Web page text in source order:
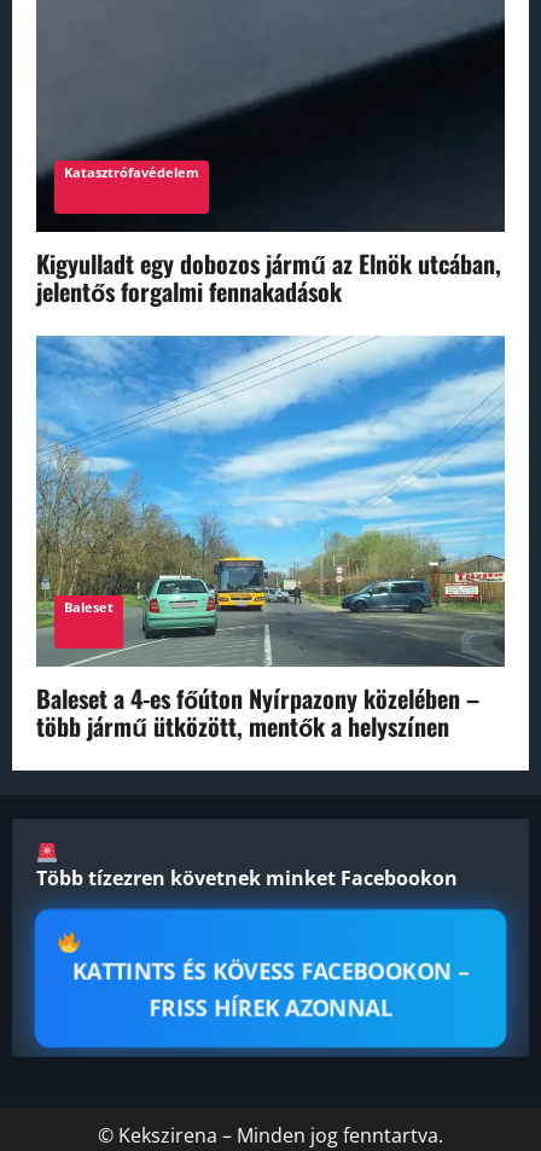
Katasztrófavédelem
Kigyulladt egy dobozos jármű az Elnök utcában,
jelentős forgalmi fennakadások
Baleset
Baleset a 4-es főúton Nyírpazony közelében –
több jármű ütközött, mentők a helyszínen
Több tízezren követnek minket Facebookon
KATTINTS ÉS KÖVESS FACEBOOKON –
FRISS HÍREK AZONNAL
© Kekszirena – Minden jog fenntartva.